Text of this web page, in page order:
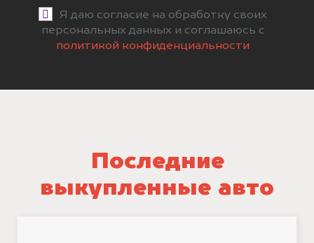
Я даю согласие на обработку своих
персональных данных и соглашаюсь с
политикой конфиденциальности
Последние
выкупленные авто